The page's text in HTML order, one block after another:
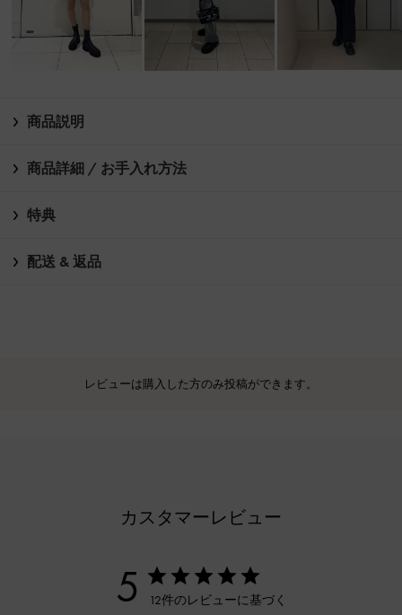
商品説明
商品詳細 / お手入れ方法
特典
配送 & 返品
レビューは購入した方のみ投稿ができます。
カスタマーレビュー
5 12件のレビューに基づく